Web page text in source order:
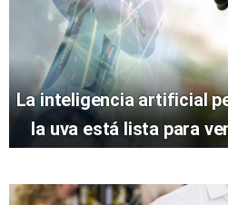
La inteligencia artificial
la uva está lista para